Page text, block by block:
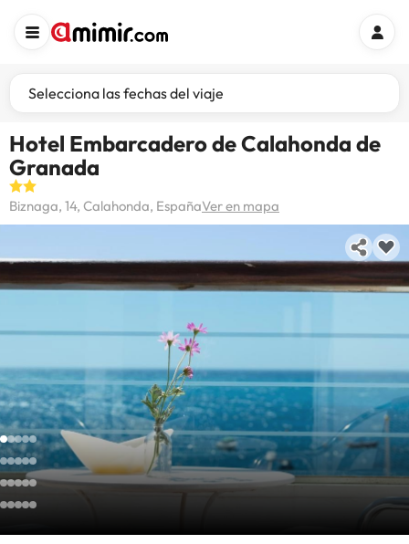
Selecciona las fechas del viaje
Hotel Embarcadero de Calahonda de
Granada
Biznaga, 14, Calahonda, EspañaVer en mapa